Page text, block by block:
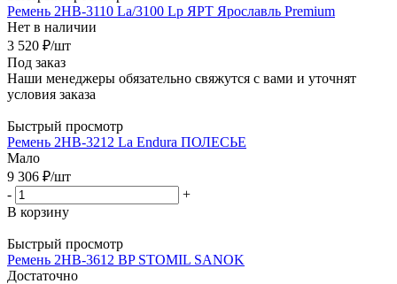
Ремень 2НВ-3110 La/3100 Lp ЯРТ Ярославль Premium
Нет в наличии
3 520 ₽/шт
Под заказ
Наши менеджеры обязательно свяжутся с вами и уточнят
условия заказа
Быстрый просмотр
Ремень 2НВ-3212 La Endura ПОЛЕСЬЕ
Мало
9 306 ₽/шт
-
+
В корзину
Быстрый просмотр
Ремень 2НВ-3612 BP STOMIL SANOK
Достаточно